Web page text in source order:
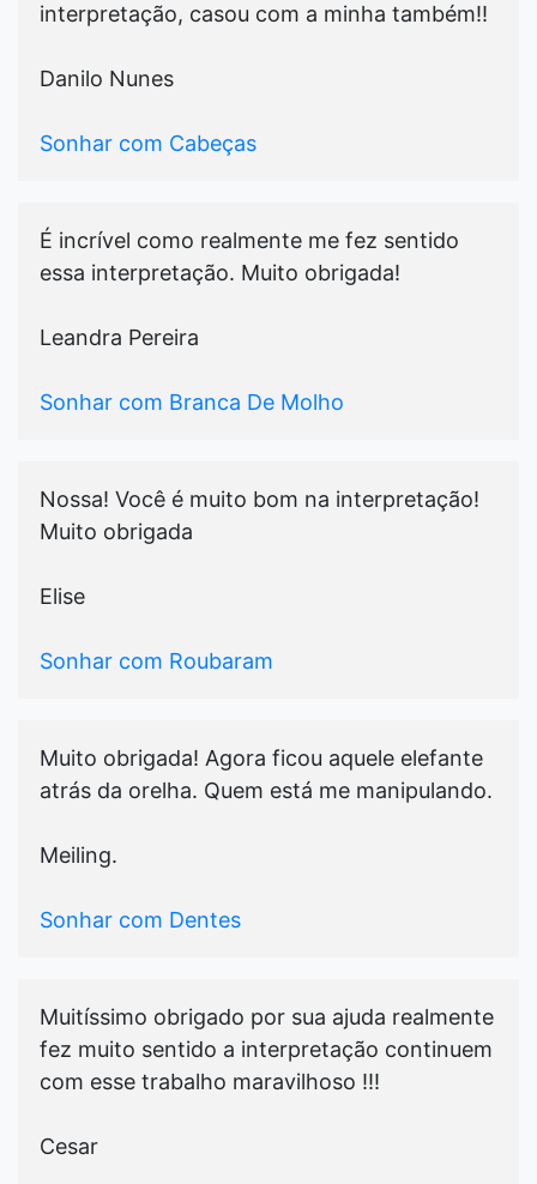
interpretação, casou com a minha também!!
Danilo Nunes
Sonhar com Cabeças
É incrível como realmente me fez sentido
essa interpretação. Muito obrigada!
Leandra Pereira
Sonhar com Branca De Molho
Nossa! Você é muito bom na interpretação!
Muito obrigada
Elise
Sonhar com Roubaram
Muito obrigada! Agora ficou aquele elefante
atrás da orelha. Quem está me manipulando.
Meiling.
Sonhar com Dentes
Muitíssimo obrigado por sua ajuda realmente
fez muito sentido a interpretação continuem
com esse trabalho maravilhoso !!!
Cesar